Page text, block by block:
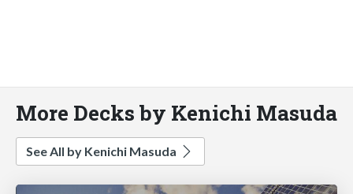
More Decks by Kenichi Masuda
See All by Kenichi Masuda